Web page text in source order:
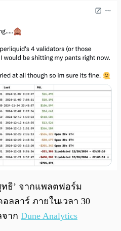
ทธิ’ จากแพลตฟอร์ม
ลลาร์ ภายในเวลา 30
าก Dune Analytics